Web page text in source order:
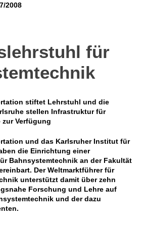
2008
für
stiftet Lehrstuhl und die
stellen Infrastruktur für
Verfügung
und das Karlsruher Institut für
die Einrichtung einer
Bahnsystemtechnik an der Fakultät
Der Weltmarktführer für
unterstützt damit über zehn
Forschung und Lehre auf
und der dazu